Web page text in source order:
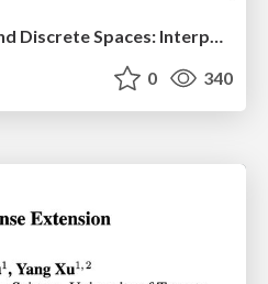
Bridging Continuous and Discrete Spaces: Interpretable Sentence Representation Learning via Compositional Operations
0 340